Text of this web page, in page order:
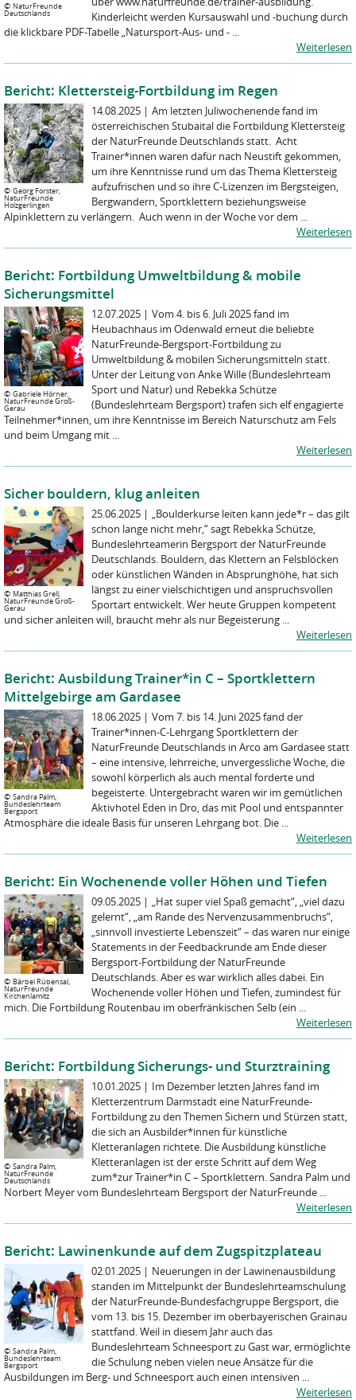
© NaturFreunde
Deutschlands
Kinderleicht werden Kursauswahl und -buchung durch
die klickbare PDF-Tabelle „Natursport-Aus- und - ...
Weiterlesen
Bericht: Klettersteig-Fortbildung im Regen
© Georg Forster,
NaturFreunde
Holzgerlingen
14.08.2025 | Am letzten Juliwochenende fand im
österreichischen Stubaital die Fortbildung Klettersteig
der NaturFreunde Deutschlands statt. Acht
Trainer*innen waren dafür nach Neustift gekommen,
um ihre Kenntnisse rund um das Thema Klettersteig
aufzufrischen und so ihre C-Lizenzen im Bergsteigen,
Bergwandern, Sportklettern beziehungsweise
Alpinklettern zu verlängern. Auch wenn in der Woche vor dem ...
Weiterlesen
Bericht: Fortbildung Umweltbildung & mobile
Sicherungsmittel
© Gabriele Hörner,
NaturFreunde Groß-
Gerau
12.07.2025 | Vom 4. bis 6. Juli 2025 fand im
Heubachhaus im Odenwald erneut die beliebte
NaturFreunde-Bergsport-Fortbildung zu
Umweltbildung & mobilen Sicherungsmitteln statt.
Unter der Leitung von Anke Wille (Bundeslehrteam
Sport und Natur) und Rebekka Schütze
(Bundeslehrteam Bergsport) trafen sich elf engagierte
Teilnehmer*innen, um ihre Kenntnisse im Bereich Naturschutz am Fels
und beim Umgang mit ...
Weiterlesen
Sicher bouldern, klug anleiten
© Matthias Grell,
NaturFreunde Groß-
Gerau
25.06.2025 | „Boulderkurse leiten kann jede*r – das gilt
schon lange nicht mehr,“ sagt Rebekka Schütze,
Bundeslehrteamerin Bergsport der NaturFreunde
Deutschlands. Bouldern, das Klettern an Felsblöcken
oder künstlichen Wänden in Absprunghöhe, hat sich
längst zu einer vielschichtigen und anspruchsvollen
Sportart entwickelt. Wer heute Gruppen kompetent
und sicher anleiten will, braucht mehr als nur Begeisterung ...
Weiterlesen
Bericht: Ausbildung Trainer*in C – Sportklettern
Mittelgebirge am Gardasee
© Sandra Palm,
Bundeslehrteam
Bergsport
18.06.2025 | Vom 7. bis 14. Juni 2025 fand der
Trainer*innen‑C‑Lehrgang Sportklettern der
NaturFreunde Deutschlands in Arco am Gardasee statt
– eine intensive, lehrreiche, unvergessliche Woche, die
sowohl körperlich als auch mental forderte und
begeisterte. Untergebracht waren wir im gemütlichen
Aktivhotel Eden in Dro, das mit Pool und entspannter
Atmosphäre die ideale Basis für unseren Lehrgang bot. Die ...
Weiterlesen
Bericht: Ein Wochenende voller Höhen und Tiefen
© Bärbel Rübensal,
NaturFreunde
Kirchenlamitz
09.05.2025 | „Hat super viel Spaß gemacht“, „viel dazu
gelernt“, „am Rande des Nervenzusammenbruchs“,
„sinnvoll investierte Lebenszeit“ – das waren nur einige
Statements in der Feedbackrunde am Ende dieser
Bergsport-Fortbildung der NaturFreunde
Deutschlands. Aber es war wirklich alles dabei. Ein
Wochenende voller Höhen und Tiefen, zumindest für
mich. Die Fortbildung Routenbau im oberfränkischen Selb (ein ...
Weiterlesen
Bericht: Fortbildung Sicherungs- und Sturztraining
© Sandra Palm,
NaturFreunde
Deutschlands
10.01.2025 | Im Dezember letzten Jahres fand im
Kletterzentrum Darmstadt eine NaturFreunde-
Fortbildung zu den Themen Sichern und Stürzen statt,
die sich an Ausbilder*innen für künstliche
Kletteranlagen richtete. Die Ausbildung künstliche
Kletteranlagen ist der erste Schritt auf dem Weg
zum*zur Trainer*in C – Sportklettern. Sandra Palm und
Norbert Meyer vom Bundeslehrteam Bergsport der NaturFreunde ...
Weiterlesen
Bericht: Lawinenkunde auf dem Zugspitzplateau
© Sandra Palm,
Bundeslehrteam
Bergsport
02.01.2025 | Neuerungen in der Lawinenausbildung
standen im Mittelpunkt der Bundeslehrteamschulung
der NaturFreunde-Bundesfachgruppe Bergsport, die
vom 13. bis 15. Dezember im oberbayerischen Grainau
stattfand. Weil in diesem Jahr auch das
Bundeslehrteam Schneesport zu Gast war, ermöglichte
die Schulung neben vielen neue Ansätze für die
Ausbildungen im Berg- und Schneesport auch einen intensiven ...
Weiterlesen